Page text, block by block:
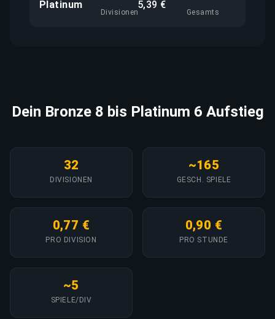
Platinum
Divisionen
5,39 €
Gesamts
Dein Bronze 8 bis Platinum 6 Aufstieg
32
DIVISIONEN
~165
GESCH. SPIELE
0,77 €
PRO DIVISION
0,90 €
PRO STUNDE
~5
SPIELE/DIV